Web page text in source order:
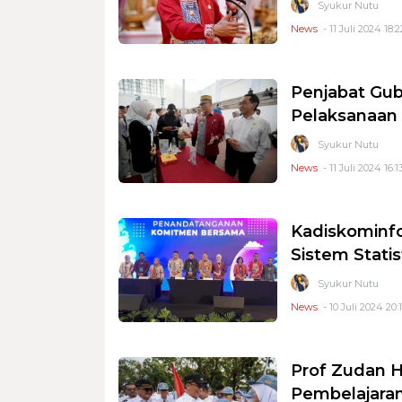
Syukur Nutu
News - 11 Juli 2024
Penjabat
Syukur Nutu
News - 11 Juli 2024
Sistem
Syukur Nutu
News - 10 Juli 2024
Prof Zudan